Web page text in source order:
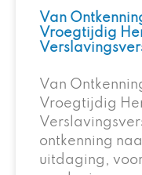
Van
Vroegtijdig
Van
Vroegtijdig
ontkenning
uitdaging,